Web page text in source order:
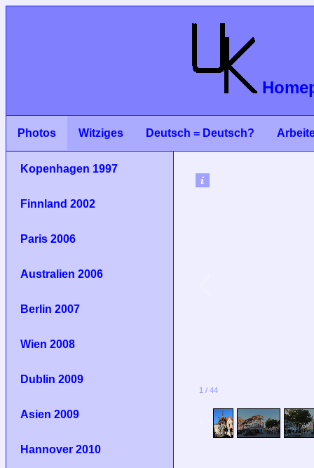
Photos Witziges Deutsch = Deutsch?
Kopenhagen 1997
Finnland 2002
Paris 2006
Australien 2006
Berlin 2007
Wien 2008
Dublin 2009
Asien 2009
Hannover 2010
1 / 44